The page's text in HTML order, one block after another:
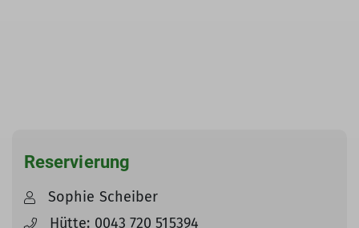
Reservierung
Sophie Scheiber
Hütte: 0043 720 515394